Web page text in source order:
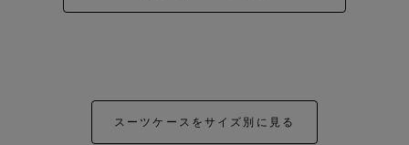
スーツケースをサイズ別に見る